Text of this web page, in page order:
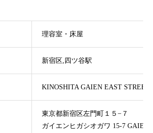
理容室・床屋
新宿区,四ツ谷駅
KINOSHITA GAIEN EAST STREET
東京都新宿区左門町１５−７
ガイエンヒガシオガワ 15-7 GAIEN